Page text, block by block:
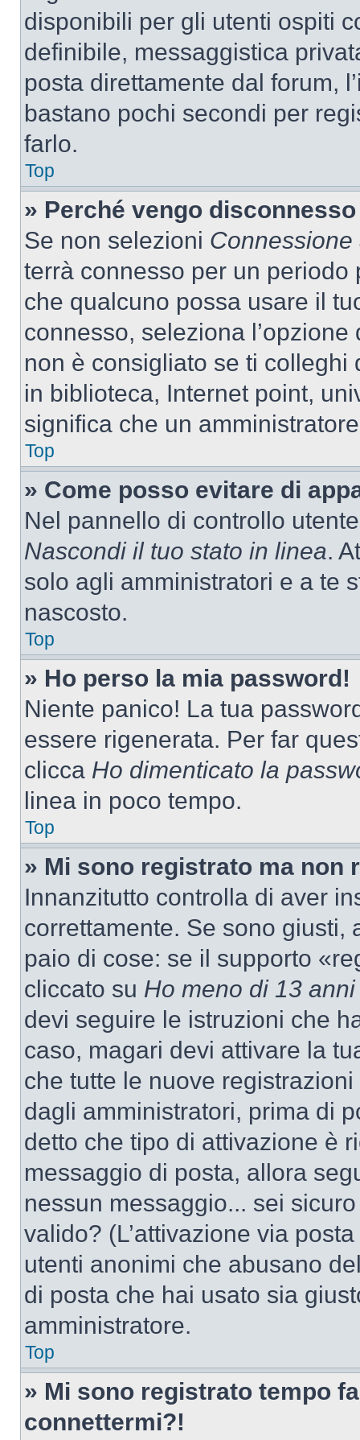
disponibili per gli utenti ospiti
definibile, messaggistica
posta direttamente dal forum,
bastano pochi secondi per
farlo.
Top
» Perché vengo
Se non selezioni
terrà connesso per un
che qualcuno possa usare il
connesso, seleziona
non è consigliato se ti
in biblioteca, Internet point,
significa che un
Top
» Come posso evitare di
Nel pannello di controllo
Nascondi il tuo stato in linea.
solo agli amministratori e a te
nascosto.
Top
» Ho perso la mia password!
Niente panico! La tua
essere rigenerata. Per far
clicca Ho dimenticato la
linea in poco tempo.
Top
» Mi sono registrato ma non
Innanzitutto controlla di aver
correttamente. Se sono giusti,
paio di cose: se il supporto
cliccato su Ho meno di 13 anni
devi seguire le istruzioni che
caso, magari devi attivare la
che tutte le nuove
dagli amministratori, prima di
detto che tipo di attivazione è
messaggio di posta, allora
nessun messaggio... sei
valido? (L’attivazione via
utenti anonimi che abusano
di posta che hai usato sia
amministratore.
Top
» Mi sono registrato tempo
connettermi?!